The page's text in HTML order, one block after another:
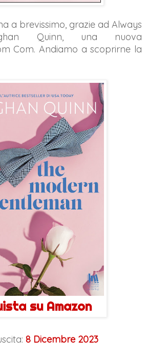
a brevissimo, grazie ad Always
Quinn,una nuova
Com. Andiamo a scoprirne la
su Amazon
8 Dicembre 2023